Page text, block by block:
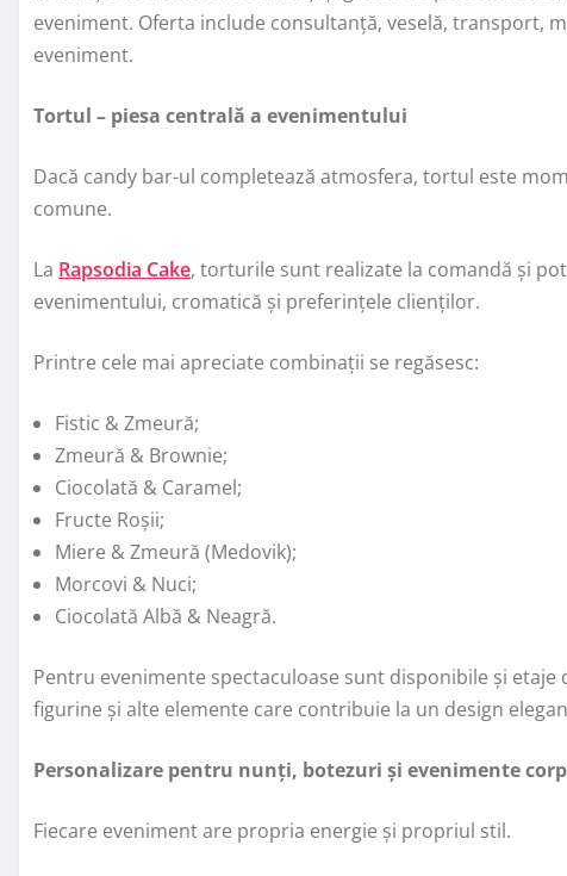
eveniment. Oferta include consultanță, veselă, transport,
eveniment.
Tortul – piesa centrală a evenimentului
Dacă candy bar-ul completează atmosfera, tortul este
comune.
La Rapsodia Cake, torturile sunt realizate la comandă și
evenimentului, cromatică și preferințele clienților.
Printre cele mai apreciate combinații se regăsesc:
Fistic & Zmeură;
Zmeură & Brownie;
Ciocolată & Caramel;
Fructe Roșii;
Miere & Zmeură (Medovik);
Morcovi & Nuci;
Ciocolată Albă & Neagră.
Pentru evenimente spectaculoase sunt disponibile și
figurine și alte elemente care contribuie la un design
Personalizare pentru nunți, botezuri și evenimente
Fiecare eveniment are propria energie și propriul stil.